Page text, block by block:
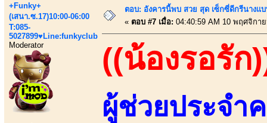
+Funky+
(เสนา.ซ.17)10:00-06:00
T:085-
5027899♥Line:funkyclub
Moderator
ตอบ: อังคารนี้พบ สวย สุด เซ็กซี่ดีกรีนางแ
« ตอบ #7 เมื่อ: 04:40:59 AM 10 พฤศจิกา
((น้องรอรัก
ผู้ช่วยประจำ